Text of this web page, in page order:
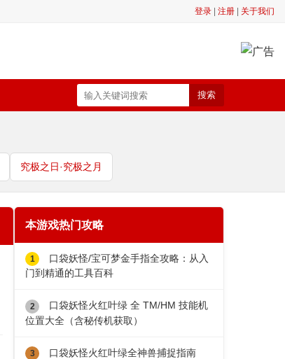
登录 注册 关于我们
搜索
究极之日·究极之月
本游戏热门攻略
口袋妖怪/宝可梦金手指全攻略：从入
门到精通的工具百科
口袋妖怪火红叶绿 全 TM/HM 技能机
位置大全（含秘传机获取）
口袋妖怪火红叶绿全神兽捕捉指南